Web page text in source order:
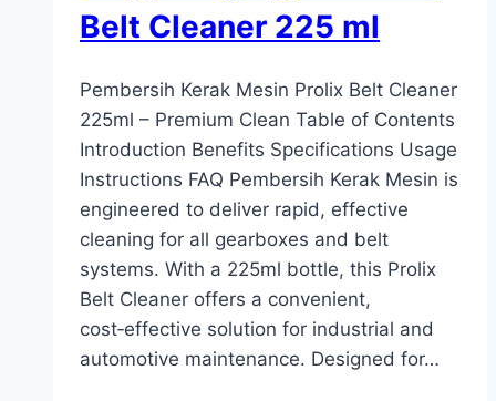
Belt Cleaner 225 ml
Pembersih Kerak Mesin Prolix Belt Cleaner
225ml – Premium Clean Table of Contents
Introduction Benefits Specifications Usage
Instructions FAQ Pembersih Kerak Mesin is
engineered to deliver rapid, effective
cleaning for all gearboxes and belt
systems. With a 225ml bottle, this Prolix
Belt Cleaner offers a convenient,
cost‑effective solution for industrial and
automotive maintenance. Designed for…